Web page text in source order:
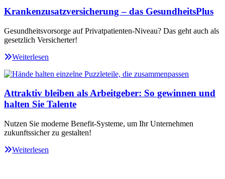
Krankenzusatzversicherung – das GesundheitsPlus
Gesundheitsvorsorge auf Privatpatienten-Niveau? Das geht auch als
gesetzlich Versicherter!
Weiterlesen
Attraktiv bleiben als Arbeitgeber: So gewinnen und
halten Sie Talente
Nutzen Sie moderne Benefit-Systeme, um Ihr Unternehmen
zukunftssicher zu gestalten!
Weiterlesen